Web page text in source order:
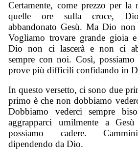
Certamente, come prezzo per la
quelle ore sulla croce,
abbandonato Gesù. Ma Dio
Vogliamo trovare grande gioia
Dio non ci lascerà e non ci
sempre con noi. Così, possiamo
prove più difficili confidando in
In questo versetto, ci sono due
primo è che non dobbiamo
Dobbiamo vederci sempre
aggrapparci umilmente a
possiamo cadere.
dipendendo da Dio.